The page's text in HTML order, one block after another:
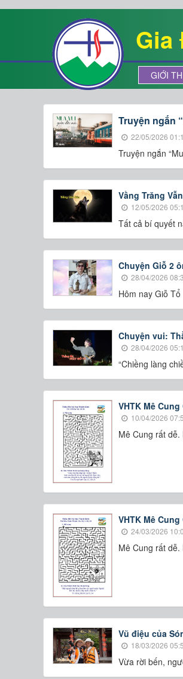
Gia
GIỚI
Truyện ngắn
22/05/2026
Truyện ngắn
Vầng Trăng
12/05/2026
Tất cả bí quyết
Chuyện Giỗ 2
28/04/2026
Hôm nay Giỗ
Chuyện vui:
28/04/2026
“Chiềng làng
VHTK Mê Cung
10/04/2026
​​​​​​​Mê Cung rất
VHTK Mê Cung
24/03/2026
​​​​​​​Mê Cung rất
Vũ điệu của
18/03/2026
Vừa rời bến,